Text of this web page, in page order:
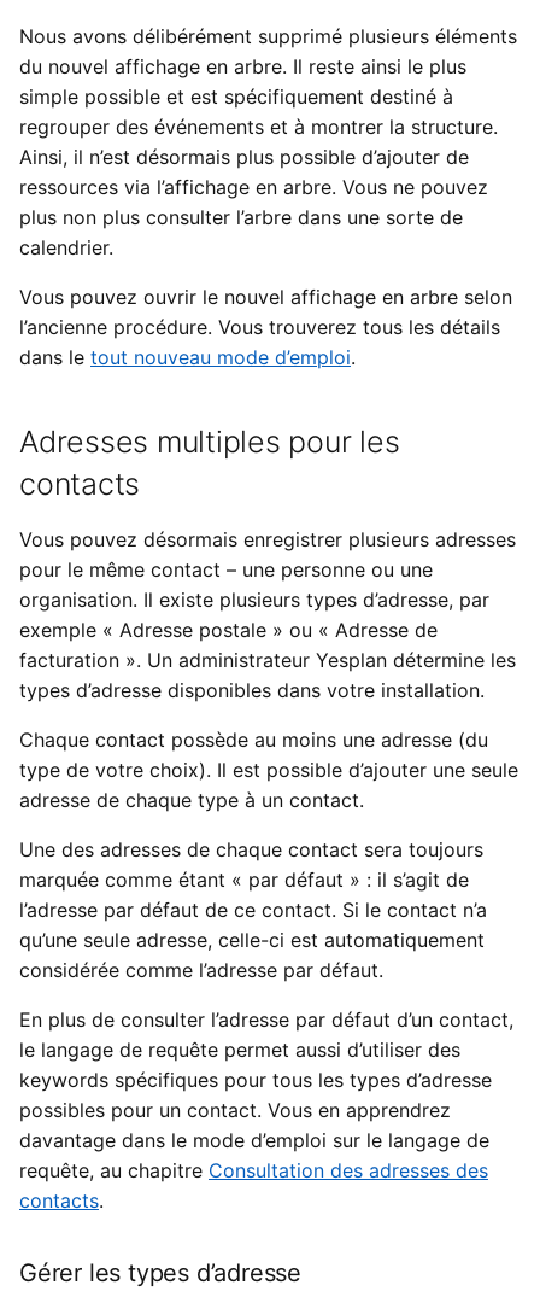
Nous avons délibérément supprimé plusieurs éléments
du nouvel affichage en arbre. Il reste ainsi le plus
simple possible et est spécifiquement destiné à
regrouper des événements et à montrer la structure.
Ainsi, il n’est désormais plus possible d’ajouter de
ressources via l’affichage en arbre. Vous ne pouvez
plus non plus consulter l’arbre dans une sorte de
calendrier.
Vous pouvez ouvrir le nouvel affichage en arbre selon
l’ancienne procédure. Vous trouverez tous les détails
dans le tout nouveau mode d’emploi.
Adresses multiples pour les
contacts
Vous pouvez désormais enregistrer plusieurs adresses
pour le même contact – une personne ou une
organisation. Il existe plusieurs types d’adresse, par
exemple « Adresse postale » ou « Adresse de
facturation ». Un administrateur Yesplan détermine les
types d’adresse disponibles dans votre installation.
Chaque contact possède au moins une adresse (du
type de votre choix). Il est possible d’ajouter une seule
adresse de chaque type à un contact.
Une des adresses de chaque contact sera toujours
marquée comme étant « par défaut » : il s’agit de
l’adresse par défaut de ce contact. Si le contact n’a
qu’une seule adresse, celle-ci est automatiquement
considérée comme l’adresse par défaut.
En plus de consulter l’adresse par défaut d’un contact,
le langage de requête permet aussi d’utiliser des
keywords spécifiques pour tous les types d’adresse
possibles pour un contact. Vous en apprendrez
davantage dans le mode d’emploi sur le langage de
requête, au chapitre Consultation des adresses des
contacts.
Gérer les types d’adresse